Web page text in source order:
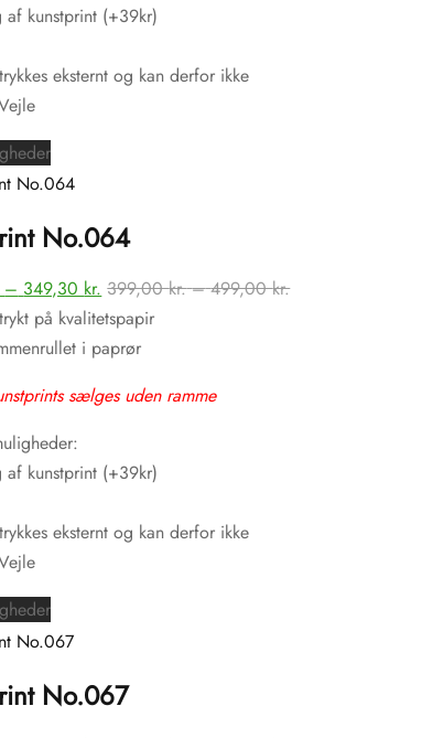
af kunstprint (+39kr)
eksternt og kan derfor ikke
Dette
vare
flere
Mulighederne
kan
vælges
på
No.064
– 349,30 kr. Prisinterval:
279,30 kr.
til
399,00kr. – 499,00kr.Prisinterval:
på kvalitetspapir
i paprør
sælges uden ramme
af kunstprint (+39kr)
eksternt og kan derfor ikke
Dette
vare
flere
No.067